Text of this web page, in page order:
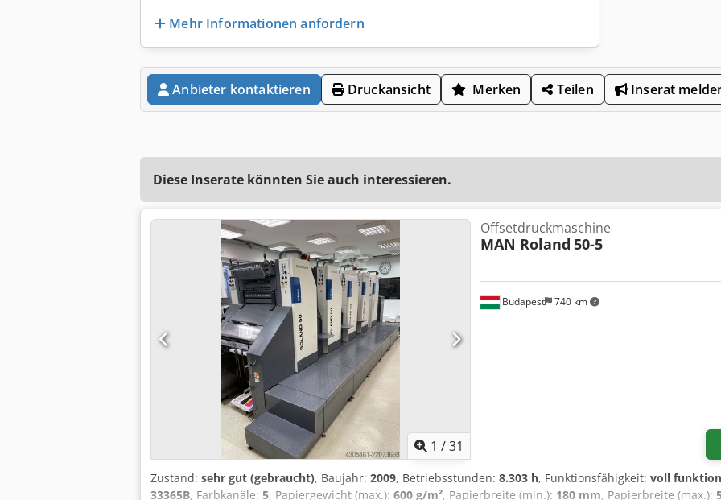
Mehr Informationen anfordern
Anbieter kontaktieren Druckansicht Merken Teilen Inserat
Diese Inserate könnten Sie auch interessieren.
1 /31
Budapest 740 km
Offsetdruckmaschine
MAN Roland 50-5
Zustand: sehr gut (gebraucht), Baujahr: 2009, Betriebsstunden: 8.303 h, Funktionsfähigkeit: voll
33365B, Farbkanäle: 5, Papiergewicht (max.): 600 g/m², Papierbreite (min.): 180 mm, Papierbreite (max.):